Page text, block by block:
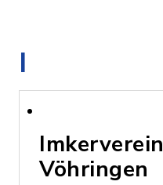
I
Imkerverein
Vöhringen